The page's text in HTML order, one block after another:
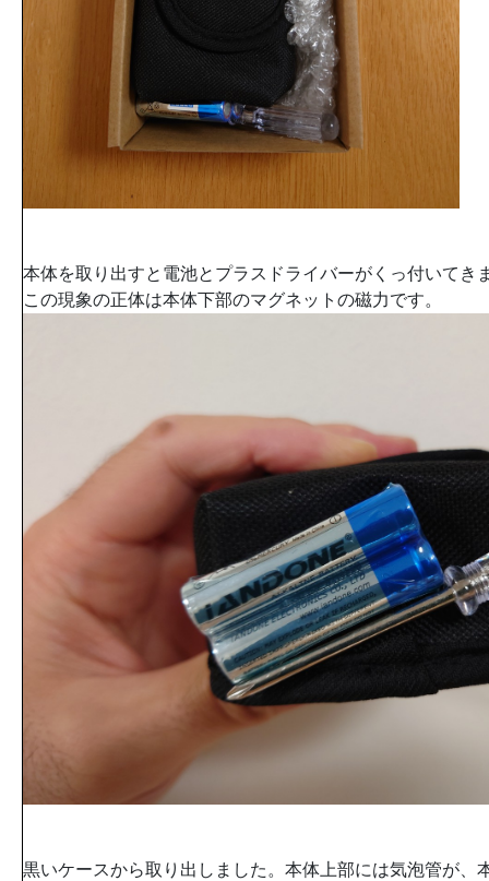
本体を取り出すと電池とプラスドライバーがくっ付いてき
この現象の正体は本体下部のマグネットの磁力です。
黒いケースから取り出しました。本体上部には気泡管が、